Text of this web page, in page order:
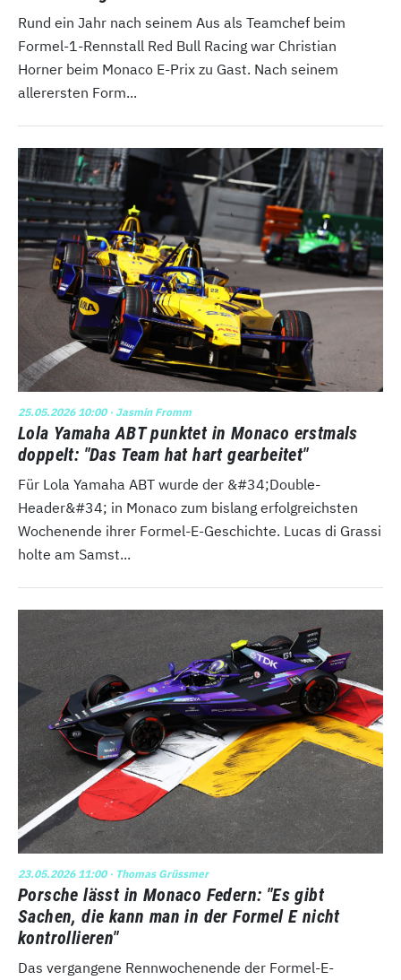
Rund ein Jahr nach seinem Aus als Teamchef beim
Formel-1-Rennstall Red Bull Racing war Christian
Horner beim Monaco E-Prix zu Gast. Nach seinem
allerersten Form...
25.05.2026 10:00· Jasmin Fromm
Lola Yamaha ABT punktet in Monaco erstmals
doppelt: "Das Team hat hart gearbeitet"
Für Lola Yamaha ABT wurde der &#34;Double-
Header&#34; in Monaco zum bislang erfolgreichsten
Wochenende ihrer Formel-E-Geschichte. Lucas di Grassi
holte am Samst...
23.05.2026 11:00· Thomas Grüssmer
Porsche lässt in Monaco Federn: "Es gibt
Sachen, die kann man in der Formel E nicht
kontrollieren"
Das vergangene Rennwochenende der Formel-E-